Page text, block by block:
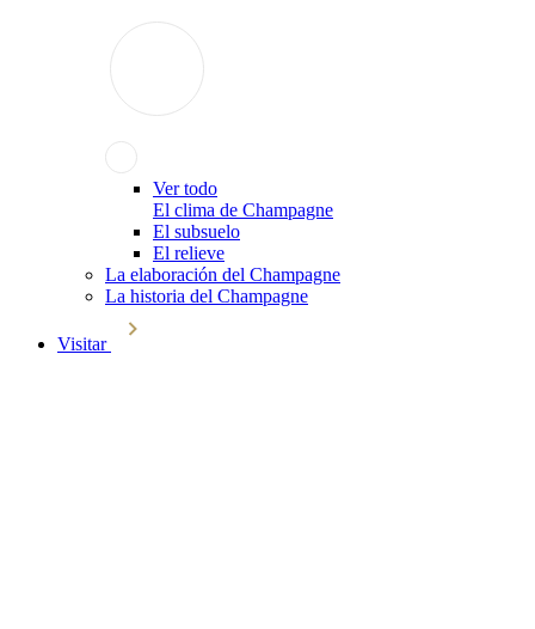
Ver todo
El clima de Champagne
El subsuelo
El relieve
La elaboración del Champagne
La historia del Champagne
Visitar